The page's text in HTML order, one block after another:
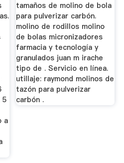
5
a
tamaños de molino de bola
para pulverizar carbón.
molino de rodillos molino
de bolas micronizadores
farmacia y tecnología y
granulados juan m irache
tipo de . Servicio en línea.
utillaje: raymond molinos de
tazón para pulverizar
carbón .